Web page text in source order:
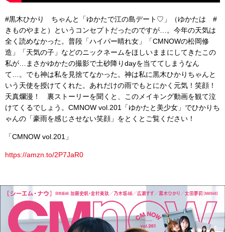
#黒木ひかり ちゃんと「ゆかたで江の島デート♡」（ゆかたは #
きものやまと）というコンセプトだったのですが…。今年の天気は
全く読めなかった。普段「ハイパー晴れ女」「CMNOWの松岡修
造」「天気の子」などのニックネームをほしいままにしてきたこの
私が…まさかゆかたの撮影で土砂降りdayを当ててしまうなん
て…。でも神は私を見捨てなかった。神は私に黒木ひかりちゃんと
いう天使を授けてくれた。あれだけの雨でもとにかく元気！笑顔！
天真爛漫！ 裏ストーリーを聞くと、このメイキング動画を観て泣
けてくるでしょう。CMNOW vol.201「ゆかたと美少女」でひかりち
ゃんの「豪雨を感じさせない笑顔」をとくとご覧ください！
「CMNOW vol.201」
https://amzn.to/2P7JaR0